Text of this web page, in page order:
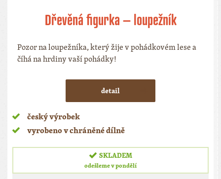
Dřevěná figurka – loupežník
Pozor na loupežníka, který žije v pohádkovém lese a
číhá na hrdiny vaší pohádky!
detail
český výrobek
vyrobeno v chráněné dílně
SKLADEM
odešleme v pondělí